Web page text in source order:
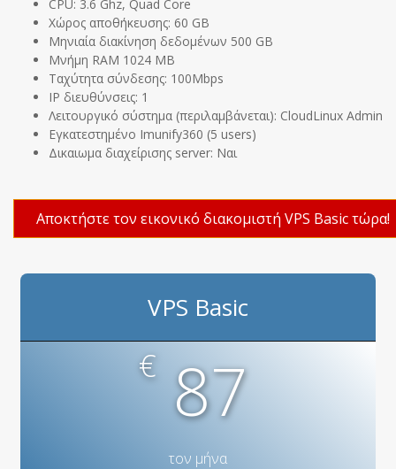
CPU: 3.6 Ghz, Quad Core
Χώρος αποθήκευσης: 60 GB
Μηνιαία διακίνηση δεδομένων 500 GB
Μνήμη RΑΜ 1024 MB
Ταχύτητα σύνδεσης: 100Mbps
IP διευθύνσεις: 1
Λειτουργικό σύστημα (περιλαμβάνεται): CloudLinux Admin
Εγκατεστημένο Imunify360 (5 users)
Δικαιωμα διαχείρισης server: Ναι
Αποκτήστε τον εικονικό διακομιστή VPS Basic τώρα!
VPS Basic
€ 87
τον μήνα